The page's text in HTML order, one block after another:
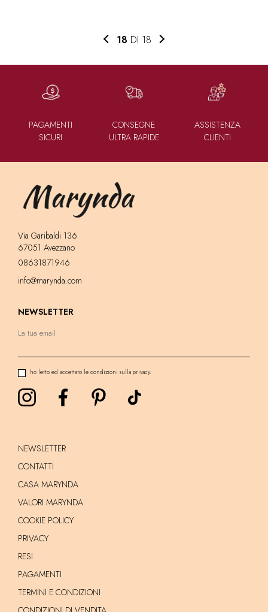
18 DI 18
PAGAMENTI
SICURI
CONSEGNE
ULTRA RAPIDE
ASSISTENZA
CLIENTI
Via Garibaldi 136
67051 Avezzano
08631871946
info@marynda.com
NEWSLETTER
ho letto ed accettato le condizioni sulla privacy.
NEWSLETTER
CONTATTI
CASA MARYNDA
VALORI MARYNDA
COOKIE POLICY
PRIVACY
RESI
PAGAMENTI
TERMINI E CONDIZIONI